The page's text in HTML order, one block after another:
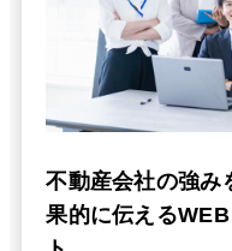
不動産会社の強み
果的に伝える